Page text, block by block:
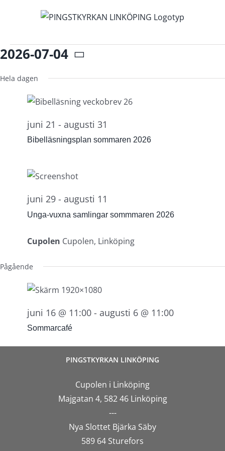
Evenemang
för
juli,
2026-07-04
datum.
Hela dagen
Bibelläsningsplan sommaren 2026
juni 21 - augusti 31
Unga-vuxna samlingar sommmaren 2026
juni 29 - augusti 11
Cupolen Cupolen, Linköping
Pågående
Sommarcafé
juni 16 @ 11:00 - augusti 6 @ 11:00
PINGSTKYRKAN LINKÖPING
Cupolen i Linköping
Majgatan 4, 582 46 Linköping
---
Nya Slottet Bjärka Säby
589 64 Sturefors